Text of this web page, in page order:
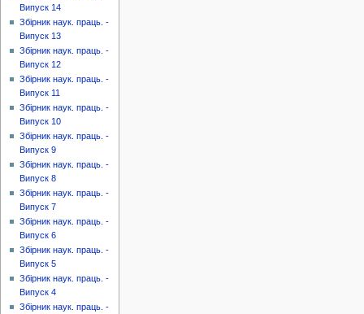
Випуск 14
Збірник наук. праць. -
Випуск 13
Збірник наук. праць. -
Випуск 12
Збірник наук. праць. -
Випуск 11
Збірник наук. праць. -
Випуск 10
Збірник наук. праць. -
Випуск 9
Збірник наук. праць. -
Випуск 8
Збірник наук. праць. -
Випуск 7
Збірник наук. праць. -
Випуск 6
Збірник наук. праць. -
Випуск 5
Збірник наук. праць. -
Випуск 4
Збірник наук. праць. -